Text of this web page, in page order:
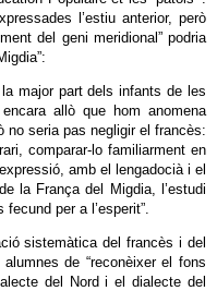
l’estiu anterior, però
del geni meridional” podria
major part dels infants de les
allò que hom anomena
no seria pas negligir el francès:
comparar-lo familiarment en
amb el lengadocià i el
la França del Migdia, l’estudi
per a l’esperit”.
sistemàtica del francès i del
de “reconèixer el fons
del Nord i el dialecte del